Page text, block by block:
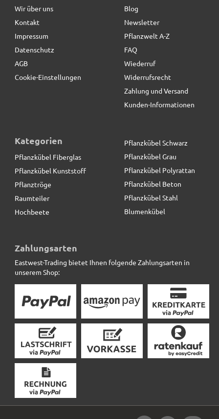
12,90 € *
Wir über uns
Kontakt
Impressum
Datenschutz
AGB
Cookie-Einstellungen
Blog
Newsletter
Pflanzwelt A-Z
FAQ
Wiederruf
Widerrufsrecht
Zahlung und Versand
Kunden-Informationen
Kategorien
Pflanzkübel Fiberglas
Pflanzkübel Kunststoff
Pflanztröge
Raumteiler
Hochbeete
Pflanzkübel Schwarz
Pflanzkübel Grau
Pflanzkübel Polyrattan
Pflanzkübel Beton
Pflanzkübel Stahl
Blumenkübel
Zahlungsarten
Eastwest-Trading bietet Ihnen folgende Zahlungsarten in
unserem Shop: